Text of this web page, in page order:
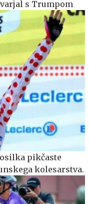
s Trumpom
pikčaste
kolesarstva.